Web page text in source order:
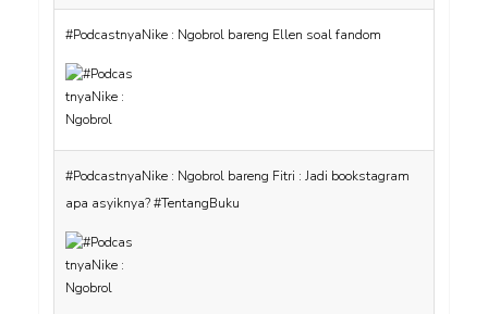
#PodcastnyaNike : Ngobrol bareng Ellen soal fandom
#PodcastnyaNike : Ngobrol bareng Fitri : Jadi bookstagram
apa asyiknya? #TentangBuku